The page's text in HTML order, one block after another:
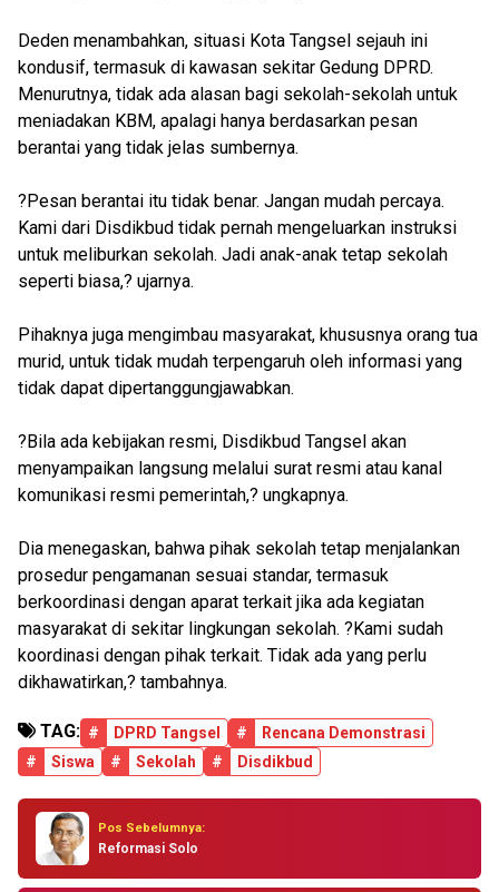
Deden menambahkan, situasi Kota Tangsel sejauh ini
kondusif, termasuk di kawasan sekitar Gedung DPRD.
Menurutnya, tidak ada alasan bagi sekolah-sekolah untuk
meniadakan KBM, apalagi hanya berdasarkan pesan
berantai yang tidak jelas sumbernya.
?Pesan berantai itu tidak benar. Jangan mudah percaya.
Kami dari Disdikbud tidak pernah mengeluarkan instruksi
untuk meliburkan sekolah. Jadi anak-anak tetap sekolah
seperti biasa,? ujarnya.
Pihaknya juga mengimbau masyarakat, khususnya orang tua
murid, untuk tidak mudah terpengaruh oleh informasi yang
tidak dapat dipertanggungjawabkan.
?Bila ada kebijakan resmi, Disdikbud Tangsel akan
menyampaikan langsung melalui surat resmi atau kanal
komunikasi resmi pemerintah,? ungkapnya.
Dia menegaskan, bahwa pihak sekolah tetap menjalankan
prosedur pengamanan sesuai standar, termasuk
berkoordinasi dengan aparat terkait jika ada kegiatan
masyarakat di sekitar lingkungan sekolah. ?Kami sudah
koordinasi dengan pihak terkait. Tidak ada yang perlu
dikhawatirkan,? tambahnya.
TAG: # DPRD Tangsel #
Rencana Demonstrasi
#
Siswa # Sekolah # Disdikbud
Pos Sebelumnya:
Reformasi Solo